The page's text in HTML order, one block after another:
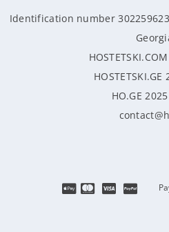
Identification number
HO.GE